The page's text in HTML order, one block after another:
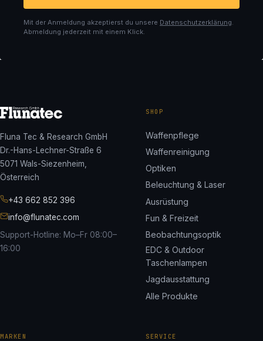
Mit der Anmeldung akzeptierst du unsere Datenschutzerklärung.
Abmeldung jederzeit mit einem Klick.
Fluna Tec & Research GmbH
Dr.-Hans-Lechner-Straße 6
5071 Wals-Siezenheim,
Österreich
+43 662 852 396
info@flunatec.com
Support-Hotline: Mo–Fr 08:00–
16:00
SHOP
Waffenpflege
Waffenreinigung
Optiken
Beleuchtung & Laser
Ausrüstung
Fun & Freizeit
Beobachtungsoptik
EDC & Outdoor
Taschenlampen
Jagdausstattung
Alle Produkte
MARKEN SERVICE